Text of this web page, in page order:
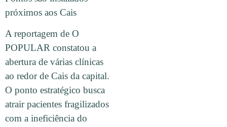
próximos aos Cais
A reportagem de O
POPULAR constatou a
abertura de várias clínicas
ao redor de Cais da capital.
O ponto estratégico busca
atrair pacientes fragilizados
com a ineficiência do